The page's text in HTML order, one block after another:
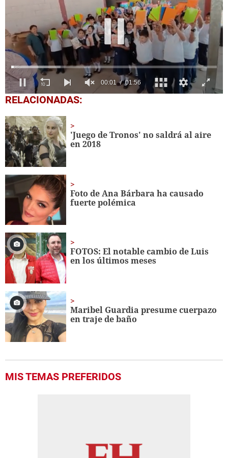
0
seconds
1
minute,
56
seconds
RELACIONADAS:
'Juego de Tronos' no saldrá al aire
en 2018
Foto de Ana Bárbara ha causado
fuerte polémica
FOTOS: El notable cambio de Luis
en los últimos meses
Maribel Guardia presume cuerpazo
en traje de baño
MIS TEMAS PREFERIDOS